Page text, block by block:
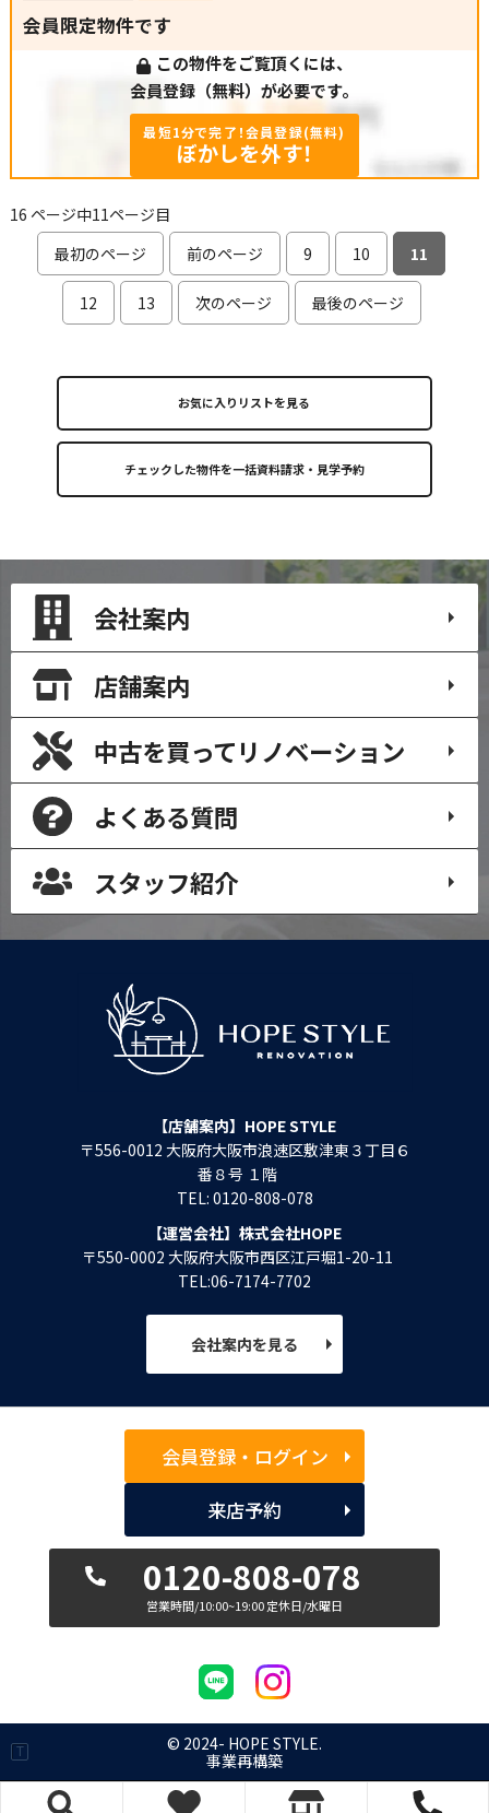
会員限定物件です
この物件をご覧頂くには、
会員登録（無料）が必要です。
最短1分で完了！会員登録(無料)
ぼかしを外す！
16 ページ中11ページ目
最初のページ
前のページ 9 10 11
12 13 次のページ 最後のページ
お気に入りリストを見る
会社案内
店舗案内
中古を買ってリノベーション
よくある質問
スタッフ紹介
【店舗案内】HOPE STYLE
〒556-0012 大阪府大阪市浪速区敷津東３丁目６
番８号 １階
TEL: 0120-808-078
【運営会社】株式会社HOPE
〒550-0002 大阪府大阪市西区江戸堀1-20-11
TEL:06-7174-7702
会社案内を見る
会員登録・ログイン
来店予約
0120-808-078
営業時間/10:00~19:00 定休日/水曜日
© 2024- HOPE STYLE.
事業再構築